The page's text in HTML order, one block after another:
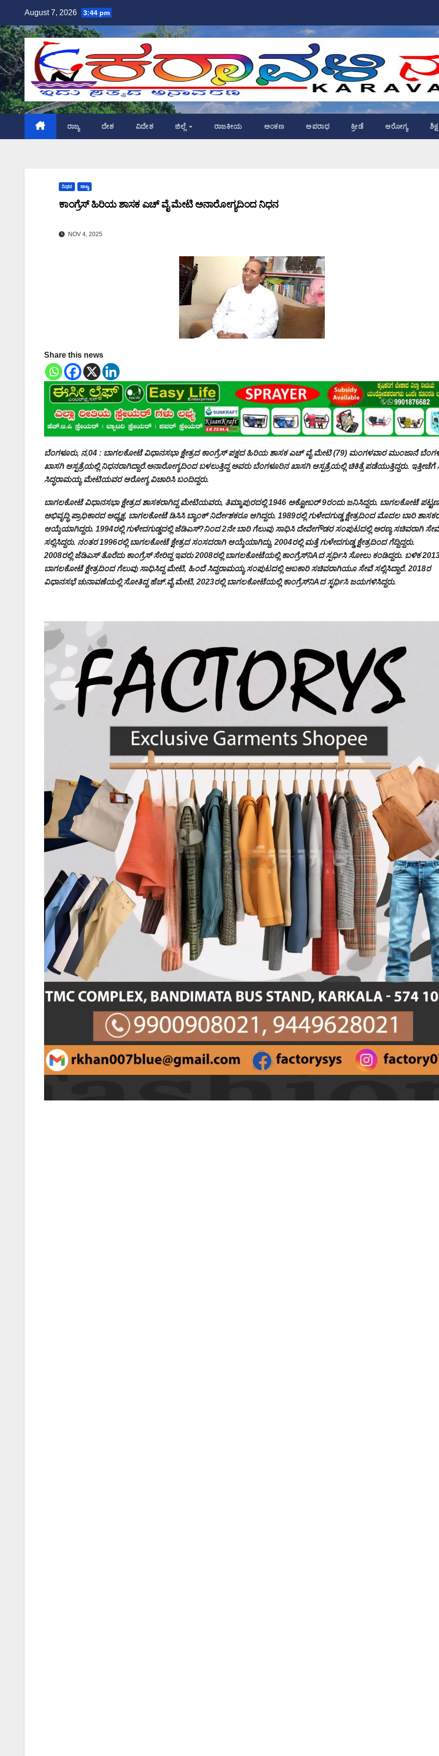
content
August 7, 2026 3:44 pm
ರಾಜ್ಯ ದೇಶ ವಿದೇಶ ಜಿಲ್ಲೆ ರಾಜಕೀಯ ಅಂಕಣ ಅಪರಾಧ ಕ್ರೀಡೆ ಆರೋಗ್ಯ
ನಿಧನ ರಾಜ್ಯ
ಕಾಂಗ್ರೆಸ್ ಹಿರಿಯ ಶಾಸಕ ಎಚ್ ವೈ ಮೇಟಿ ಅನಾರೋಗ್ಯದಿಂದ ನಿಧನ
NOV 4, 2025
Share this news
ಬೆಂಗಳೂರು, ನ,04 : ಬಾಗಲಕೋಟೆ ವಿಧಾನಸಭಾ ಕ್ಷೇತ್ರದ ಕಾಂಗ್ರೆಸ್ ಪಕ್ಷದ ಹಿರಿಯ ಶಾಸಕ ಎಚ್ ವೈ ಮೇಟಿ (79) ಮಂಗಳವಾರ ಮುಂಜಾನೆ
ಖಾಸಗಿ ಆಸ್ಪತ್ರೆಯಲ್ಲಿ ನಿಧನರಾಗಿದ್ದಾರೆ.ಅನಾರೋಗ್ಯದಿಂದ ಬಳಲುತ್ತಿದ್ದ ಅವರು ಬೆಂಗಳೂರಿನ ಖಾಸಗಿ ಆಸ್ಪತ್ರೆಯಲ್ಲಿ ಚಿಕಿತ್ಸೆ ಪಡೆಯುತ್ತಿದ್ದರು. ಇತ್ತೀಚೆಗೆ
ಸಿದ್ಧರಾಮಯ್ಯ ಮೇಟಿಯವರ ಆರೋಗ್ಯ ವಿಚಾರಿಸಿ ಬಂದಿದ್ದರು.
ಬಾಗಲಕೋಟೆ ವಿಧಾನಸಭಾ ಕ್ಷೇತ್ರದ ಶಾಸಕರಾಗಿದ್ದ ಮೇಟಿಯವರು, ತಿಮ್ಮಾಪುರದಲ್ಲಿ 1946 ಅಕ್ಟೋಬರ್ 9ರಂದು ಜನಿಸಿದ್ದರು. ಬಾಗಲಕೋಟೆ ಪಟ್ಟಣ
ಅಭಿವೃದ್ಧಿ ಪ್ರಾಧಿಕಾರದ ಅಧ್ಯಕ್ಷ, ಬಾಗಲಕೋಟೆ ಡಿಸಿಸಿ ಬ್ಯಾಂಕ್ ನಿರ್ದೇಶಕರೂ ಆಗಿದ್ದರು. 1989ರಲ್ಲಿ ಗುಳೇದಗುಡ್ಡ ಕ್ಷೇತ್ರದಿಂದ ಮೊದಲ ಬಾರಿ
ಆಯ್ಕೆಯಾಗಿದ್ದರು. 1994ರಲ್ಲಿ ಗುಳೇದಗುಡ್ಡದಲ್ಲಿ ಜೆಡಿಎಸ್?ನಿಂದ 2ನೇ ಬಾರಿ ಗೆಲುವು ಸಾಧಿಸಿ ದೇವೇಗೌಡರ ಸಂಪುಟದಲ್ಲಿ ಅರಣ್ಯ ಸಚಿವರಾಗಿ ಸೇವೆ
ಸಲ್ಲಿಸಿದ್ದರು. ನಂತರ 1996ರಲ್ಲಿ ಬಾಗಲಕೋಟೆ ಕ್ಷೇತ್ರದ ಸಂಸದರಾಗಿ ಆಯ್ಕೆಯಾಗಿದ್ದು, 2004ರಲ್ಲಿ ಮತ್ತೆ ಗುಳೇದಗುಡ್ಡ ಕ್ಷೇತ್ರದಿಂದ ಗೆದ್ದಿದ್ದರು.
2008ರಲ್ಲಿ ಜೆಡಿಎಸ್ ತೊರೆದು ಕಾಂಗ್ರೆಸ್ ಸೇರಿದ್ದ ಇವರು 2008ರಲ್ಲಿ ಬಾಗಲಕೋಟೆಯಲ್ಲಿ ಕಾಂಗ್ರೆಸ್‌ನಿAದ ಸ್ಪರ್ಧಿಸಿ ಸೋಲು ಕಂಡಿದ್ದರು. ಬಳಿಕ
ಬಾಗಲಕೋಟೆ ಕ್ಷೇತ್ರದಿಂದ ಗೆಲುವು ಸಾಧಿಸಿದ್ದ ಮೇಟಿ, ಹಿಂದೆ ಸಿದ್ದರಾಮಯ್ಯ ಸಂಪುಟದಲ್ಲಿ ಅಬಕಾರಿ ಸಚಿವರಾಗಿಯೂ ಸೇವೆ ಸಲ್ಲಿಸಿದ್ದಾರೆ. 2018ರ
ವಿಧಾನಸಭೆ ಚುನಾವಣೆಯಲ್ಲಿ ಸೋತಿದ್ದ ಹೆಚ್.ವೈ.ಮೇಟಿ, 2023ರಲ್ಲಿ ಬಾಗಲಕೋಟೆಯಲ್ಲಿ ಕಾಂಗ್ರೆಸ್‌ನಿAದ ಸ್ಫರ್ಧಿಸಿ ಜಯಗಳಿಸಿದ್ದರು.